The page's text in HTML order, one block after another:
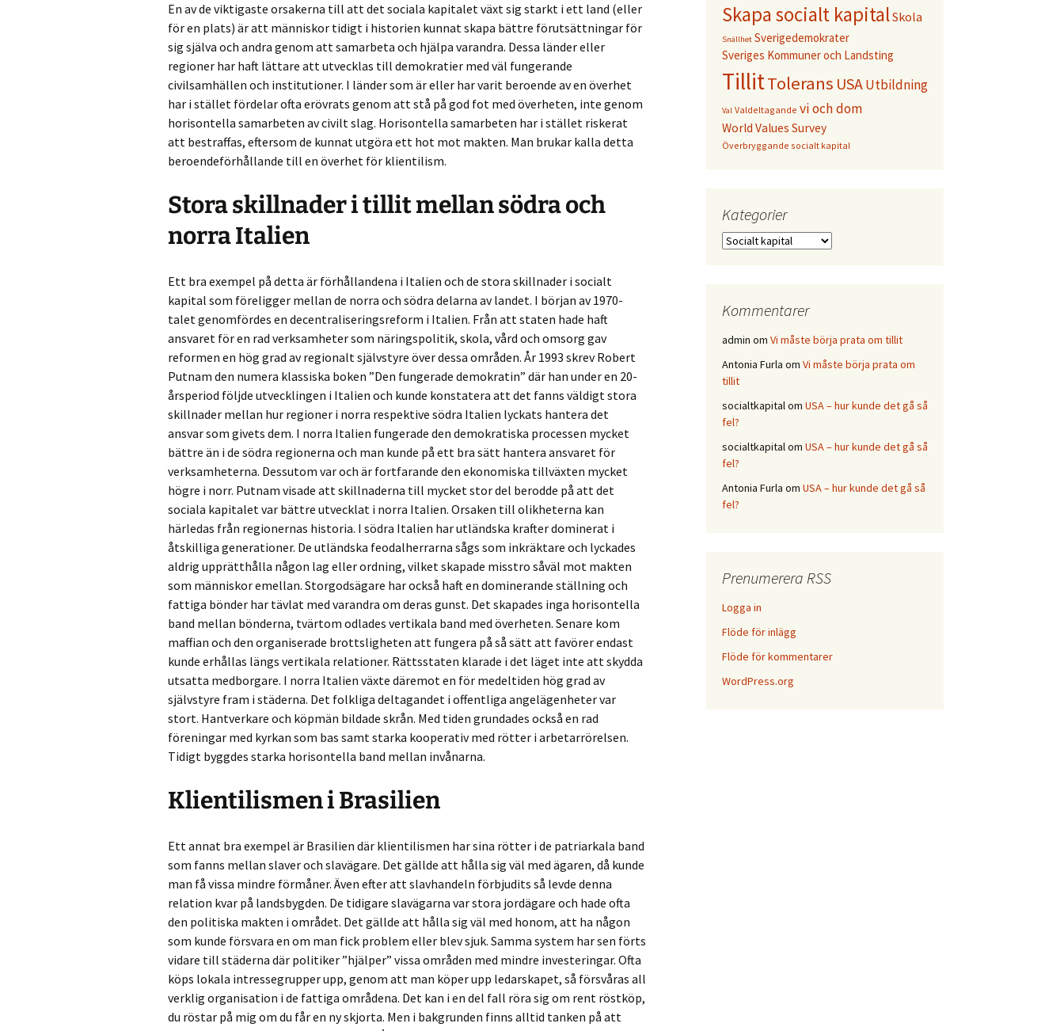
En av de viktigaste orsakerna till att det sociala kapitalet växt sig starkt i ett land (eller
för en plats) är att människor tidigt i historien kunnat skapa bättre förutsättningar för
sig själva och andra genom att samarbeta och hjälpa varandra. Dessa länder eller
regioner har haft lättare att utvecklas till demokratier med väl fungerande
civilsamhällen och institutioner. I länder som är eller har varit beroende av en överhet
har i stället fördelar ofta erövrats genom att stå på god fot med överheten, inte genom
horisontella samarbeten av civilt slag. Horisontella samarbeten har i stället riskerat
att bestraffas, eftersom de kunnat utgöra ett hot mot makten. Man brukar kalla detta
beroendeförhållande till en överhet för klientilism.
Stora skillnader i tillit mellan södra och
norra Italien
Ett bra exempel på detta är förhållandena i Italien och de stora skillnader i socialt
kapital som föreligger mellan de norra och södra delarna av landet. I början av 1970-
talet genomfördes en decentraliseringsreform i Italien. Från att staten hade haft
ansvaret för en rad verksamheter som näringspolitik, skola, vård och omsorg gav
reformen en hög grad av regionalt självstyre över dessa områden. År 1993 skrev Robert
Putnam den numera klassiska boken ”Den fungerade demokratin” där han under en 20-
årsperiod följde utvecklingen i Italien och kunde konstatera att det fanns väldigt stora
skillnader mellan hur regioner i norra respektive södra Italien lyckats hantera det
ansvar som givets dem. I norra Italien fungerade den demokratiska processen mycket
bättre än i de södra regionerna och man kunde på ett bra sätt hantera ansvaret för
verksamheterna. Dessutom var och är fortfarande den ekonomiska tillväxten mycket
högre i norr. Putnam visade att skillnaderna till mycket stor del berodde på att det
sociala kapitalet var bättre utvecklat i norra Italien. Orsaken till olikheterna kan
härledas från regionernas historia. I södra Italien har utländska krafter dominerat i
åtskilliga generationer. De utländska feodalherrarna sågs som inkräktare och lyckades
aldrig upprätthålla någon lag eller ordning, vilket skapade misstro såväl mot makten
som människor emellan. Storgodsägare har också haft en dominerande ställning och
fattiga bönder har tävlat med varandra om deras gunst. Det skapades inga horisontella
band mellan bönderna, tvärtom odlades vertikala band med överheten. Senare kom
maffian och den organiserade brottsligheten att fungera på så sätt att favörer endast
kunde erhållas längs vertikala relationer. Rättsstaten klarade i det läget inte att skydda
utsatta medborgare. I norra Italien växte däremot en för medeltiden hög grad av
självstyre fram i städerna. Det folkliga deltagandet i offentliga angelägenheter var
stort. Hantverkare och köpmän bildade skrån. Med tiden grundades också en rad
föreningar med kyrkan som bas samt starka kooperativ med rötter i arbetarrörelsen.
Tidigt byggdes starka horisontella band mellan invånarna.
Klientilismen i Brasilien
Ett annat bra exempel är Brasilien där klientilismen har sina rötter i de patriarkala band
som fanns mellan slaver och slavägare. Det gällde att hålla sig väl med ägaren, då kunde
man få vissa mindre förmåner. Även efter att slavhandeln förbjudits så levde denna
relation kvar på landsbygden. De tidigare slavägarna var stora jordägare och hade ofta
den politiska makten i området. Det gällde att hålla sig väl med honom, att ha någon
som kunde försvara en om man fick problem eller blev sjuk. Samma system har sen förts
vidare till städerna där politiker ”hjälper” vissa områden med mindre investeringar. Ofta
köps lokala intressegrupper upp, genom att man köper upp ledarskapet, så försvåras all
verklig organisation i de fattiga områdena. Det kan i en del fall röra sig om rent röstköp,
du röstar på mig om du får en ny skjorta. Men i bakgrunden finns alltid tanken på att
Skapa socialt kapitalSkola
Snällhet Sverigedemokrater
Sveriges Kommuner och Landsting
TillitTolerans USAUtbildning
Val Valdeltagande vi och dom
World Values Survey
Överbryggande socialt kapital
Kategorier
Kategorier
Kommentarer
admin om Vi måste börja prata om tillit
Antonia Furla om Vi måste börja prata om
tillit
socialtkapitalom USA – hur kunde det gå så
fel?
socialtkapitalom USA – hur kunde det gå så
fel?
Antonia Furla om USA – hur kunde det gå så
fel?
Prenumerera RSS
Logga in
Flöde för inlägg
Flöde för kommentarer
WordPress.org